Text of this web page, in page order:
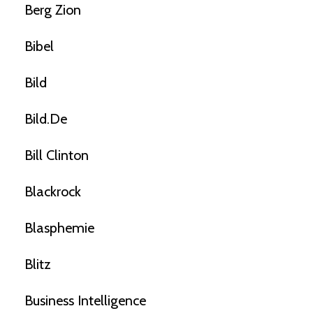
Berg Zion
Bibel
Bild
Bild.de
Bill Clinton
Blackrock
Blasphemie
Blitz
Business Intelligence